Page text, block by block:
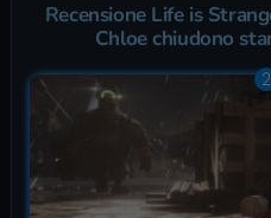
Recensione Life is
Chloe chiudono